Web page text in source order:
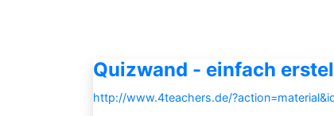
Quizwand - einfach
http://www.4teachers.de/